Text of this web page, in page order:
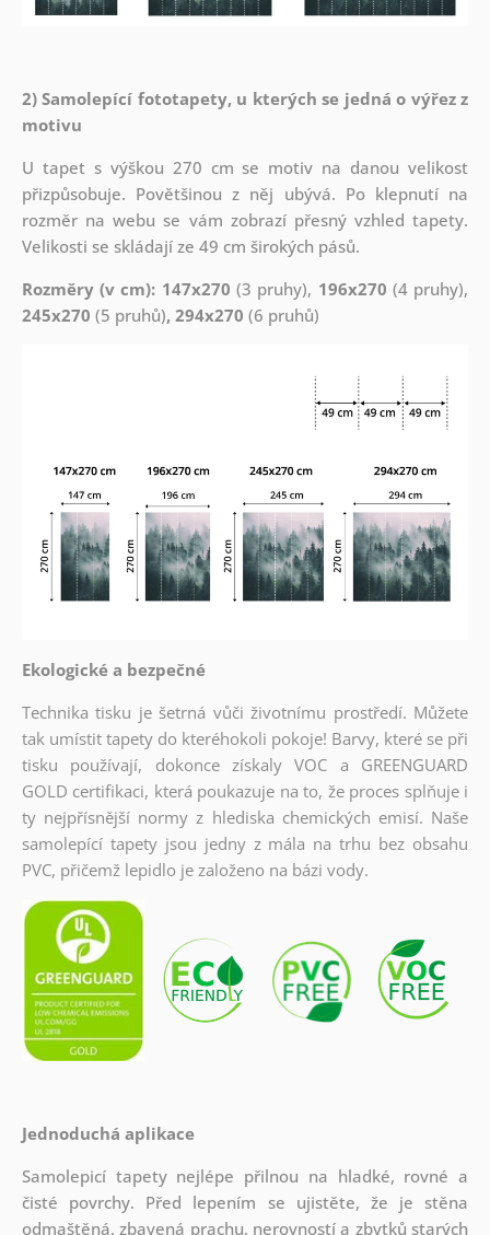
2) Samolepící fototapety, u kterých se jedná o výřez z
motivu
U tapet s výškou 270 cm se motiv na danou velikost
přizpůsobuje. Povětšinou z něj ubývá. Po klepnutí na
rozměr na webu se vám zobrazí přesný vzhled tapety.
Velikosti se skládají ze 49 cm širokých pásů.
Rozměry (v cm): 147x270 (3 pruhy), 196x270 (4 pruhy),
245x270 (5 pruhů), 294x270 (6 pruhů)
Ekologické a bezpečné
Technika tisku je šetrná vůči životnímu prostředí. Můžete
tak umístit tapety do kteréhokoli pokoje! Barvy, které se při
tisku používají, dokonce získaly VOC a GREENGUARD
GOLD certifikaci, která poukazuje na to, že proces splňuje i
ty nejpřísnější normy z hlediska chemických emisí. Naše
samolepící tapety jsou jedny z mála na trhu bez obsahu
PVC, přičemž lepidlo je založeno na bázi vody.
Jednoduchá aplikace
Samolepicí tapety nejlépe přilnou na hladké, rovné a
čisté povrchy. Před lepením se ujistěte, že je stěna
odmaštěná, zbavená prachu, nerovností a zbytků starých